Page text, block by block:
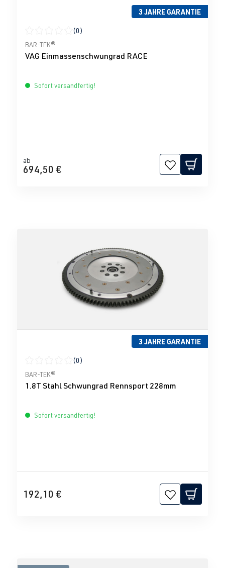
3 JAHRE GARANTIE
Durchschnittliche Bewertung von 0 von 5 Sternen
(0)
BAR-TEK®
VAG Einmassenschwungrad RACE
Sofort versandfertig!
ab
694,50 €
3 JAHRE GARANTIE
Durchschnittliche Bewertung von 0 von 5 Sternen
(0)
BAR-TEK®
1.8T Stahl Schwungrad Rennsport 228mm
Sofort versandfertig!
192,10 €